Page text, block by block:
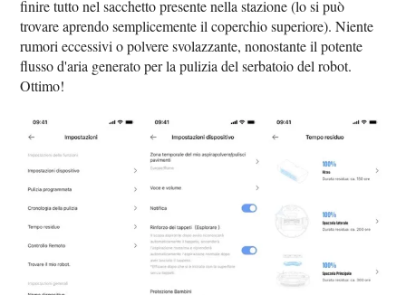
finire tutto nel sacchetto presente nella stazione (lo si può
trovare aprendo semplicemente il coperchio superiore). Niente
rumori eccessivi o polvere svolazzante, nonostante il potente
flusso d'aria generato per la pulizia del serbatoio del robot.
Ottimo!